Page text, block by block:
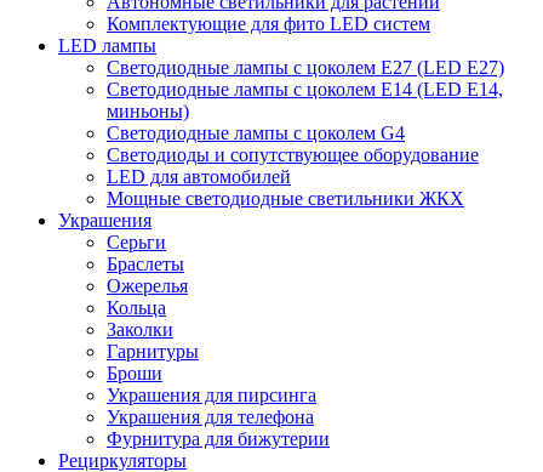
Комплектующие для фито LED систем
LED лампы
Светодиодные лампы с цоколем Е27 (LED E27)
Светодиодные лампы с цоколем Е14 (LED E14,
миньоны)
Светодиодные лампы с цоколем G4
Светодиоды и сопутствующее оборудование
LED для автомобилей
Мощные светодиодные светильники ЖКХ
Украшения
Серьги
Браслеты
Ожерелья
Кольца
Заколки
Гарнитуры
Броши
Украшения для пирсинга
Украшения для телефона
Фурнитура для бижутерии
Рециркуляторы